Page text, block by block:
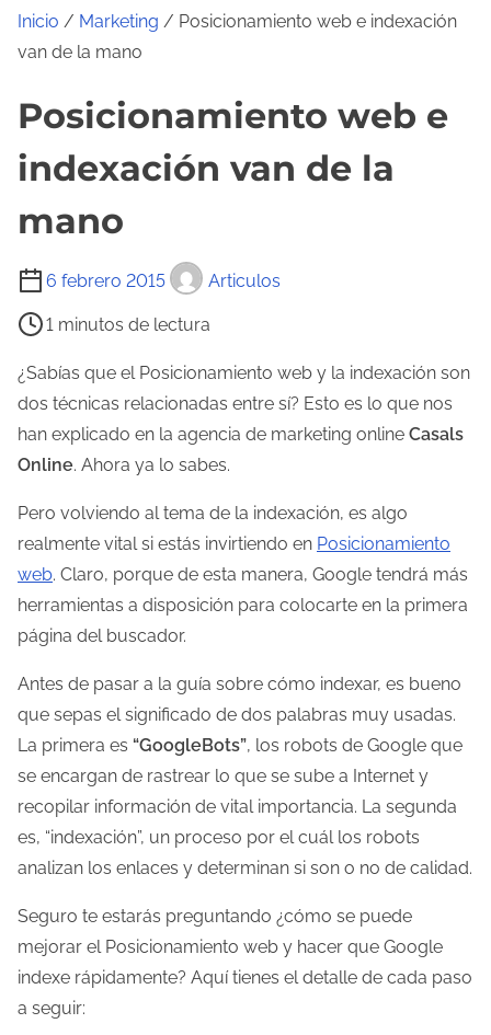
Inicio / Marketing / Posicionamiento web e indexación
van de la mano
Posicionamiento web e
indexación van de la
mano
6 febrero 2015 Articulos
T
e
m
p
o
d
l
e
c
t
u
r
d
t
r
a
d
1 minutos de lectura
¿Sabías que el Posicionamiento web y la indexación son
dos técnicas relacionadas entre sí? Esto es lo que nos
han explicado en la agencia de marketing online Casals
Online. Ahora ya lo sabes.
Pero volviendo al tema de la indexación, es algo
realmente vital si estás invirtiendo en Posicionamiento
web. Claro, porque de esta manera, Google tendrá más
herramientas a disposición para colocarte en la primera
página del buscador.
Antes de pasar a la guía sobre cómo indexar, es bueno
que sepas el significado de dos palabras muy usadas.
La primera es “GoogleBots”, los robots de Google que
se encargan de rastrear lo que se sube a Internet y
recopilar información de vital importancia. La segunda
es, “indexación”, un proceso por el cuál los robots
analizan los enlaces y determinan si son o no de calidad.
Seguro te estarás preguntando ¿cómo se puede
mejorar el Posicionamiento web y hacer que Google
indexe rápidamente? Aquí tienes el detalle de cada paso
a seguir: